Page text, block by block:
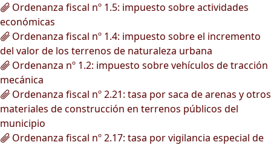
Ordenanza fiscal nº 1.5: impuesto sobre actividades
económicas
Ordenanza fiscal nº 1.4: impuesto sobre el incremento
del valor de los terrenos de naturaleza urbana
Ordenanza nº 1.2: impuesto sobre vehículos de tracción
mecánica
Ordenanza fiscal nº 2.21: tasa por saca de arenas y otros
materiales de construcción en terrenos públicos del
municipio
Ordenanza fiscal nº 2.17: tasa por vigilancia especial de